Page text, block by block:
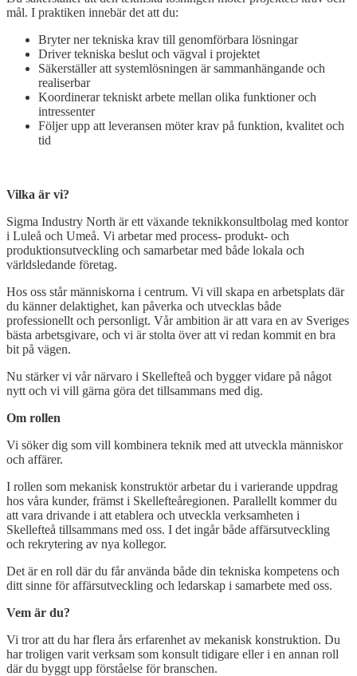
mål. I praktiken innebär det att du:
Bryter ner tekniska krav till genomförbara lösningar
Driver tekniska beslut och vägval i projektet
Säkerställer att systemlösningen är sammanhängande och
realiserbar
Koordinerar tekniskt arbete mellan olika funktioner och
intressenter
Följer upp att leveransen möter krav på funktion, kvalitet och
tid
Vilka är vi?
Sigma Industry North är ett växande teknikkonsultbolag med kontor
i Luleå och Umeå. Vi arbetar med process- produkt- och
produktionsutveckling och samarbetar med både lokala och
världsledande företag.
Hos oss står människorna i centrum. Vi vill skapa en arbetsplats där
du känner delaktighet, kan påverka och utvecklas både
professionellt och personligt. Vår ambition är att vara en av Sveriges
bästa arbetsgivare, och vi är stolta över att vi redan kommit en bra
bit på vägen.
Nu stärker vi vår närvaro i Skellefteå och bygger vidare på något
nytt och vi vill gärna göra det tillsammans med dig.
Om rollen
Vi söker dig som vill kombinera teknik med att utveckla människor
och affärer.
I rollen som mekanisk konstruktör arbetar du i varierande uppdrag
hos våra kunder, främst i Skellefteåregionen. Parallellt kommer du
att vara drivande i att etablera och utveckla verksamheten i
Skellefteå tillsammans med oss. I det ingår både affärsutveckling
och rekrytering av nya kollegor.
Det är en roll där du får använda både din tekniska kompetens och
ditt sinne för affärsutveckling och ledarskap i samarbete med oss.
Vem är du?
Vi tror att du har flera års erfarenhet av mekanisk konstruktion. Du
har troligen varit verksam som konsult tidigare eller i en annan roll
där du byggt upp förståelse för branschen.